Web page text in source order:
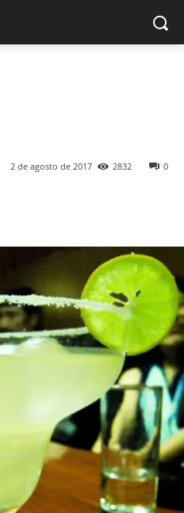
2 de agosto de 2017 0
2832